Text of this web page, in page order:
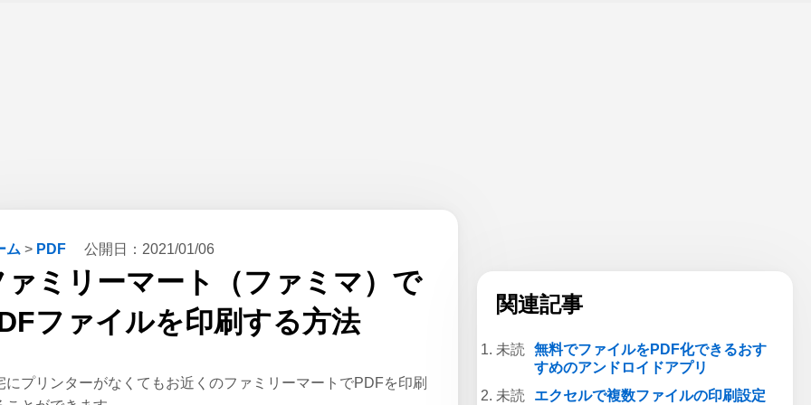
ム > PDF 公開日： 2021/01/06
ァミリーマート（ファミマ）で
ファイルを印刷する方法
にプリンターがなくてもお近くのファミリーマートでPDFを印刷
関連記事
無料でファイルをPDF化できるおす
すめのアンドロイドアプリ
エクセルで複数ファイルの印刷設定